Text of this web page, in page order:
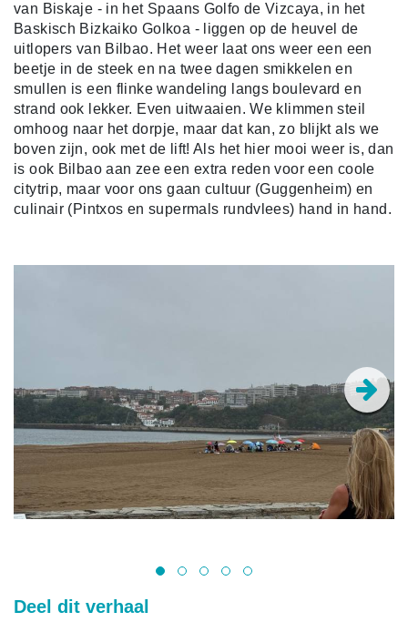
van Biskaje - in het Spaans Golfo de Vizcaya, in het
Baskisch Bizkaiko Golkoa - liggen op de heuvel de
uitlopers van Bilbao. Het weer laat ons weer een een
beetje in de steek en na twee dagen smikkelen en
smullen is een flinke wandeling langs boulevard en
strand ook lekker. Even uitwaaien. We klimmen steil
omhoog naar het dorpje, maar dat kan, zo blijkt als we
boven zijn, ook met de lift! Als het hier mooi weer is, dan
is ook Bilbao aan zee een extra reden voor een coole
citytrip, maar voor ons gaan cultuur (Guggenheim) en
culinair (Pintxos en supermals rundvlees) hand in hand.
Deel dit verhaal